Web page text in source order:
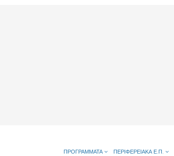
ΠΡΟΓΡΑΜΜΑΤΑ ΠΕΡΙΦΕΡΕΙΑΚΑ Ε.Π.